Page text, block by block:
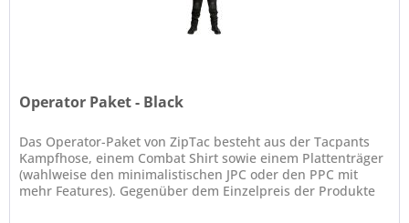
Operator Paket - Black
Das Operator-Paket von ZipTac besteht aus der Tacpants
Kampfhose, einem Combat Shirt sowie einem Plattenträger
(wahlweise den minimalistischen JPC oder den PPC mit
mehr Features). Gegenüber dem Einzelpreis der Produkte